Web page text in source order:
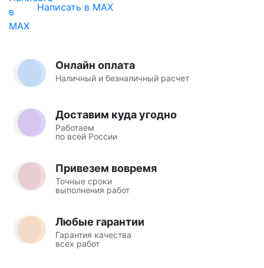
Написать в MAX
Онлайн оплата
Наличный и безналичный расчет
Доставим куда угодно
Работаем
по всей России
Привезем вовремя
Точные сроки
выполнения работ
Любые гарантии
Гарантия качества
всех работ